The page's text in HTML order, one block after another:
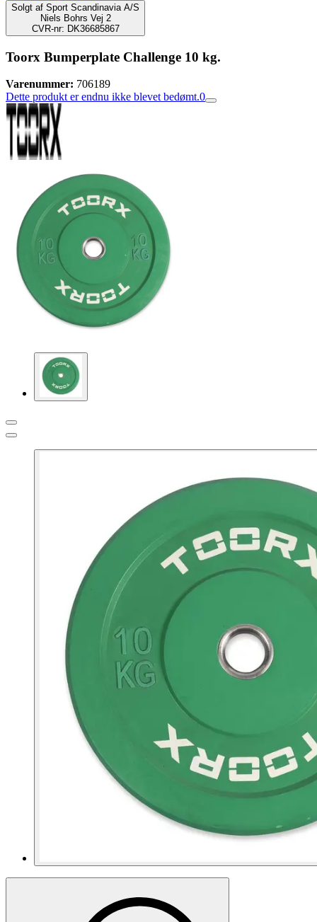
Solgt af Sport Scandinavia A/S
Niels Bohrs Vej 2
CVR-nr: DK36685867
Toorx Bumperplate Challenge 10 kg.
Varenummer: 706189
Dette produkt er endnu ikke blevet bedømt.0